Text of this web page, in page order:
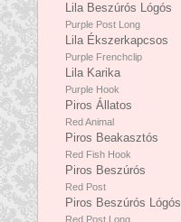
Lila Beszúrós Lógós
Purple Post Long
Lila Ékszerkapcsos
Purple Frenchclip
Lila Karika
Purple Hook
Piros Állatos
Red Animal
Piros Beakasztós
Red Fish Hook
Piros Beszúrós
Red Post
Piros Beszúrós Lógós
Red Post Long